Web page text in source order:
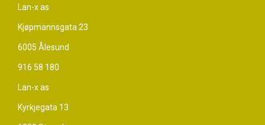
Lan-x as
Kjøpmannsgata 23
6005 Ålesund
916 58 180
Lan-x as
Kyrkjegata 13